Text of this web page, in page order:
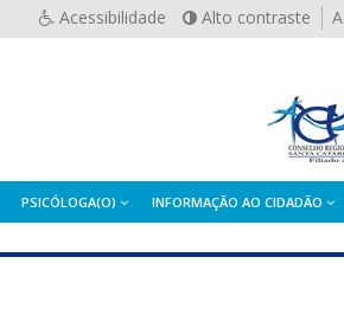
Acessibilidade Alto contraste
PSICÓLOGA(O) INFORMAÇÃO AO CIDADÃO